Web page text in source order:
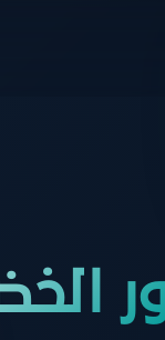
البرامج
منصة